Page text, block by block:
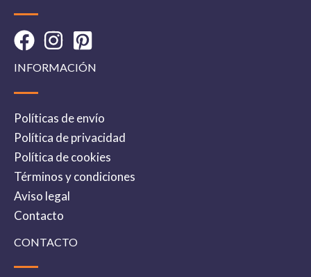
INFORMACIÓN
Políticas de envío
Política de privacidad
Política de cookies
Términos y condiciones
Aviso legal
Contacto
CONTACTO